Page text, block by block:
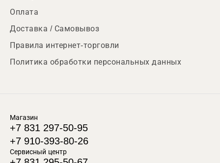
Оплата
Доставка / Самовывоз
Правила интернет-торговли
Политика обработки персональных данных
Магазин
+7 831 297-50-95
+7 910-393-80-26
Сервисный центр